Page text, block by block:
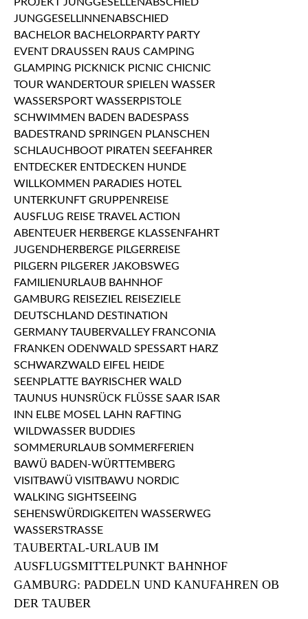
TAUBERTAL-URLAUB IM
AUSFLUGSMITTELPUNKT BAHNHOF
GAMBURG: PADDELN UND KANUFAHREN OB
DER TAUBER